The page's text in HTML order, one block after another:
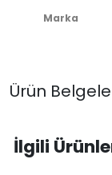
Marka
Ürün
İlgili